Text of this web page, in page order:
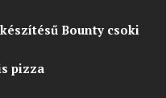
Bounty csoki
pizza